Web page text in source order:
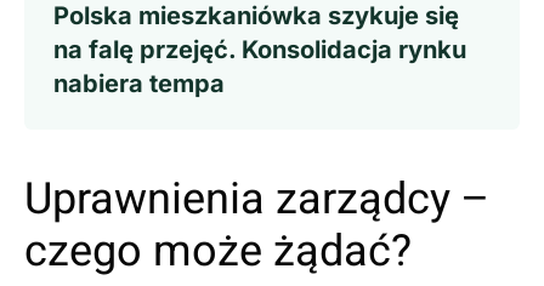
Polska mieszkaniówka szykuje się
na falę przejęć. Konsolidacja rynku
nabiera tempa
Uprawnienia zarządcy –
czego może żądać?